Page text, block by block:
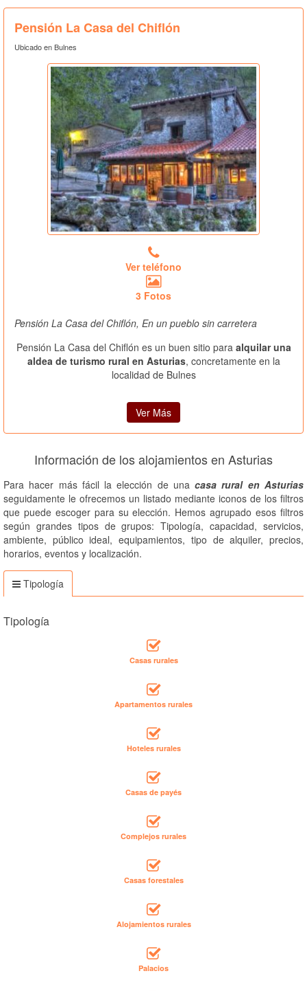
Pensión La Casa del Chiflón
Ubicado en Bulnes
Ver teléfono
3 Fotos
Pensión La Casa del Chiflón, En un pueblo sin carretera
Pensión La Casa del Chiflón es un buen sitio para alquilar una
aldea de turismo rural en Asturias, concretamente en la
localidad de Bulnes
Ver Más
Información de los alojamientos en Asturias
Para hacer más fácil la elección de unacasa rural en Asturias
seguidamente le ofrecemos un listado mediante iconos de los filtros
que puede escoger para su elección. Hemos agrupado esos filtros
según grandes tipos de grupos: Tipología, capacidad, servicios,
ambiente, público ideal, equipamientos, tipo de alquiler, precios,
horarios, eventos y localización.
Tipología
Tipología
Casas rurales
Apartamentos rurales
Hoteles rurales
Casas de payés
Complejos rurales
Casas forestales
Alojamientos rurales
Palacios